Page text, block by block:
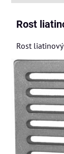
Rost
Rost